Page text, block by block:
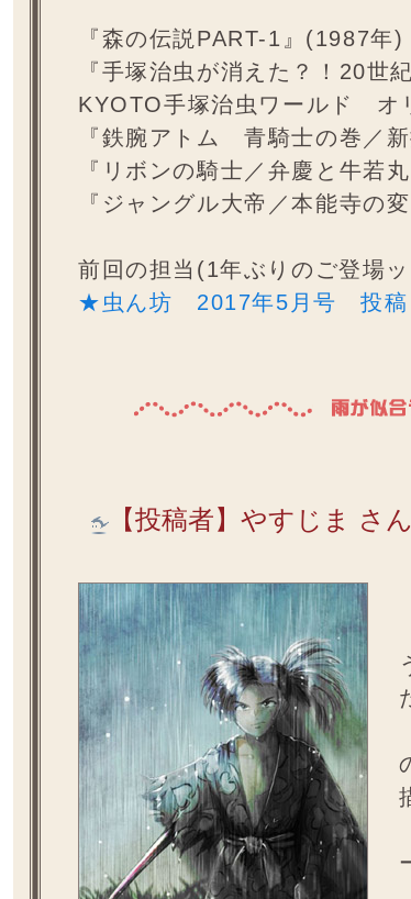
『森の伝説PART-1』(1987
『手塚治虫が消えた？！20
KYOTO手塚治虫ワールド オ
『鉄腕アトム 青騎士の巻／
『リボンの騎士／弁慶と牛
『ジャングル大帝／本能寺
前回の担当(1年ぶりのご登場
★虫ん坊 2017年5月号 投稿
【投稿者】やすじま さん